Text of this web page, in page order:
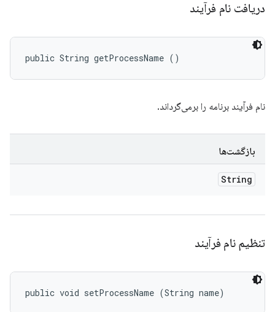
دریافت نام فرآیند
public String getProcessName ()
نام فرآیند برنامه را برمی‌گرداند.
بازگشت‌ها
String
تنظیم نام فرآیند
public void setProcessName (String name)